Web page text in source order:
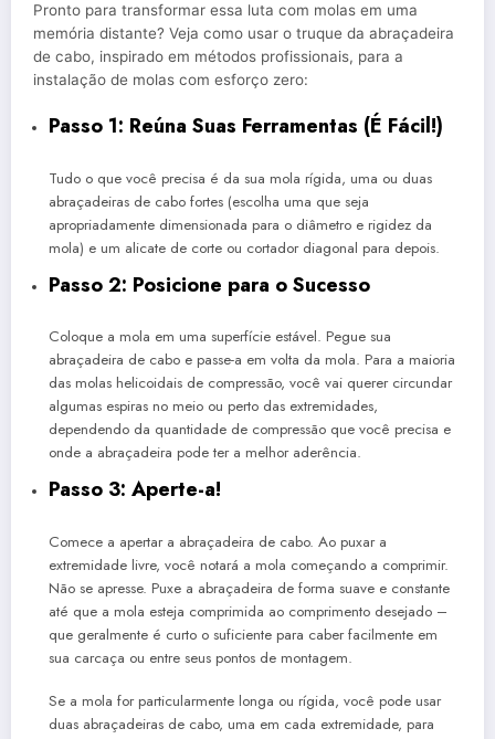
Pronto para transformar essa luta com molas em uma
memória distante? Veja como usar o truque da abraçadeira
de cabo, inspirado em métodos profissionais, para a
instalação de molas com esforço zero:
Passo 1: Reúna Suas Ferramentas (É Fácil!)
Tudo o que você precisa é da sua mola rígida, uma ou duas
abraçadeiras de cabo fortes (escolha uma que seja
apropriadamente dimensionada para o diâmetro e rigidez da
mola) e um alicate de corte ou cortador diagonal para depois.
Passo 2: Posicione para o Sucesso
Coloque a mola em uma superfície estável. Pegue sua
abraçadeira de cabo e passe-a em volta da mola. Para a maioria
das molas helicoidais de compressão, você vai querer circundar
algumas espiras no meio ou perto das extremidades,
dependendo da quantidade de compressão que você precisa e
onde a abraçadeira pode ter a melhor aderência.
Passo 3: Aperte-a!
Comece a apertar a abraçadeira de cabo. Ao puxar a
extremidade livre, você notará a mola começando a comprimir.
Não se apresse. Puxe a abraçadeira de forma suave e constante
até que a mola esteja comprimida ao comprimento desejado –
que geralmente é curto o suficiente para caber facilmente em
sua carcaça ou entre seus pontos de montagem.
Se a mola for particularmente longa ou rígida, você pode usar
duas abraçadeiras de cabo, uma em cada extremidade, para